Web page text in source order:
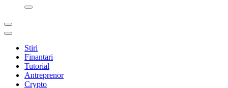
Stiri
Finantari
Tutorial
Antreprenor
Crypto